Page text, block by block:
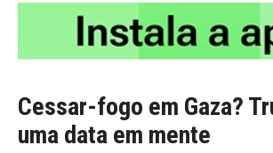
Cessar-fogo em Gaza?
uma data em mente